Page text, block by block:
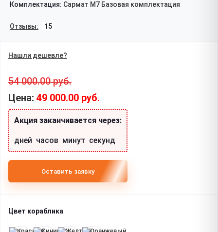
Комплектация: Сармат М7 Базовая комплектация
Отзывы: 15
Нашли дешевле?
54 000.00 руб.
49 000.00 руб.
Акция заканчивается через:
дней часов минут секунд
Оставить заявку
Цвет кораблика